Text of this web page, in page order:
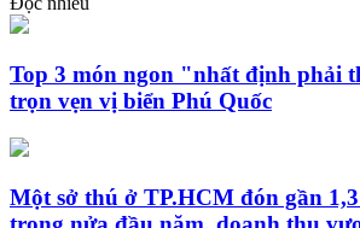
Top 3 món ngon "nhất định phải
trọn vẹn vị biển Phú Quốc
Một sở thú ở TP.HCM đón gần